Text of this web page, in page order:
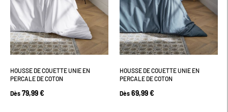
HOUSSE DE COUETTE UNIE EN
PERCALE DE COTON
Dès 79,99 €
HOUSSE DE COUETTE UNIE EN
PERCALE DE COTON
Dès 69,99 €